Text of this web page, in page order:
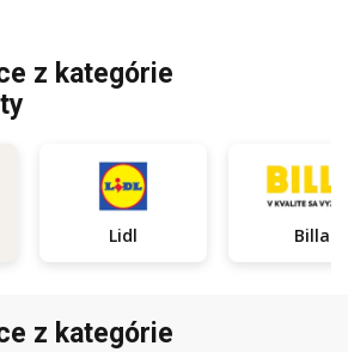
z kategórie
Lidl Billa
z kategórie